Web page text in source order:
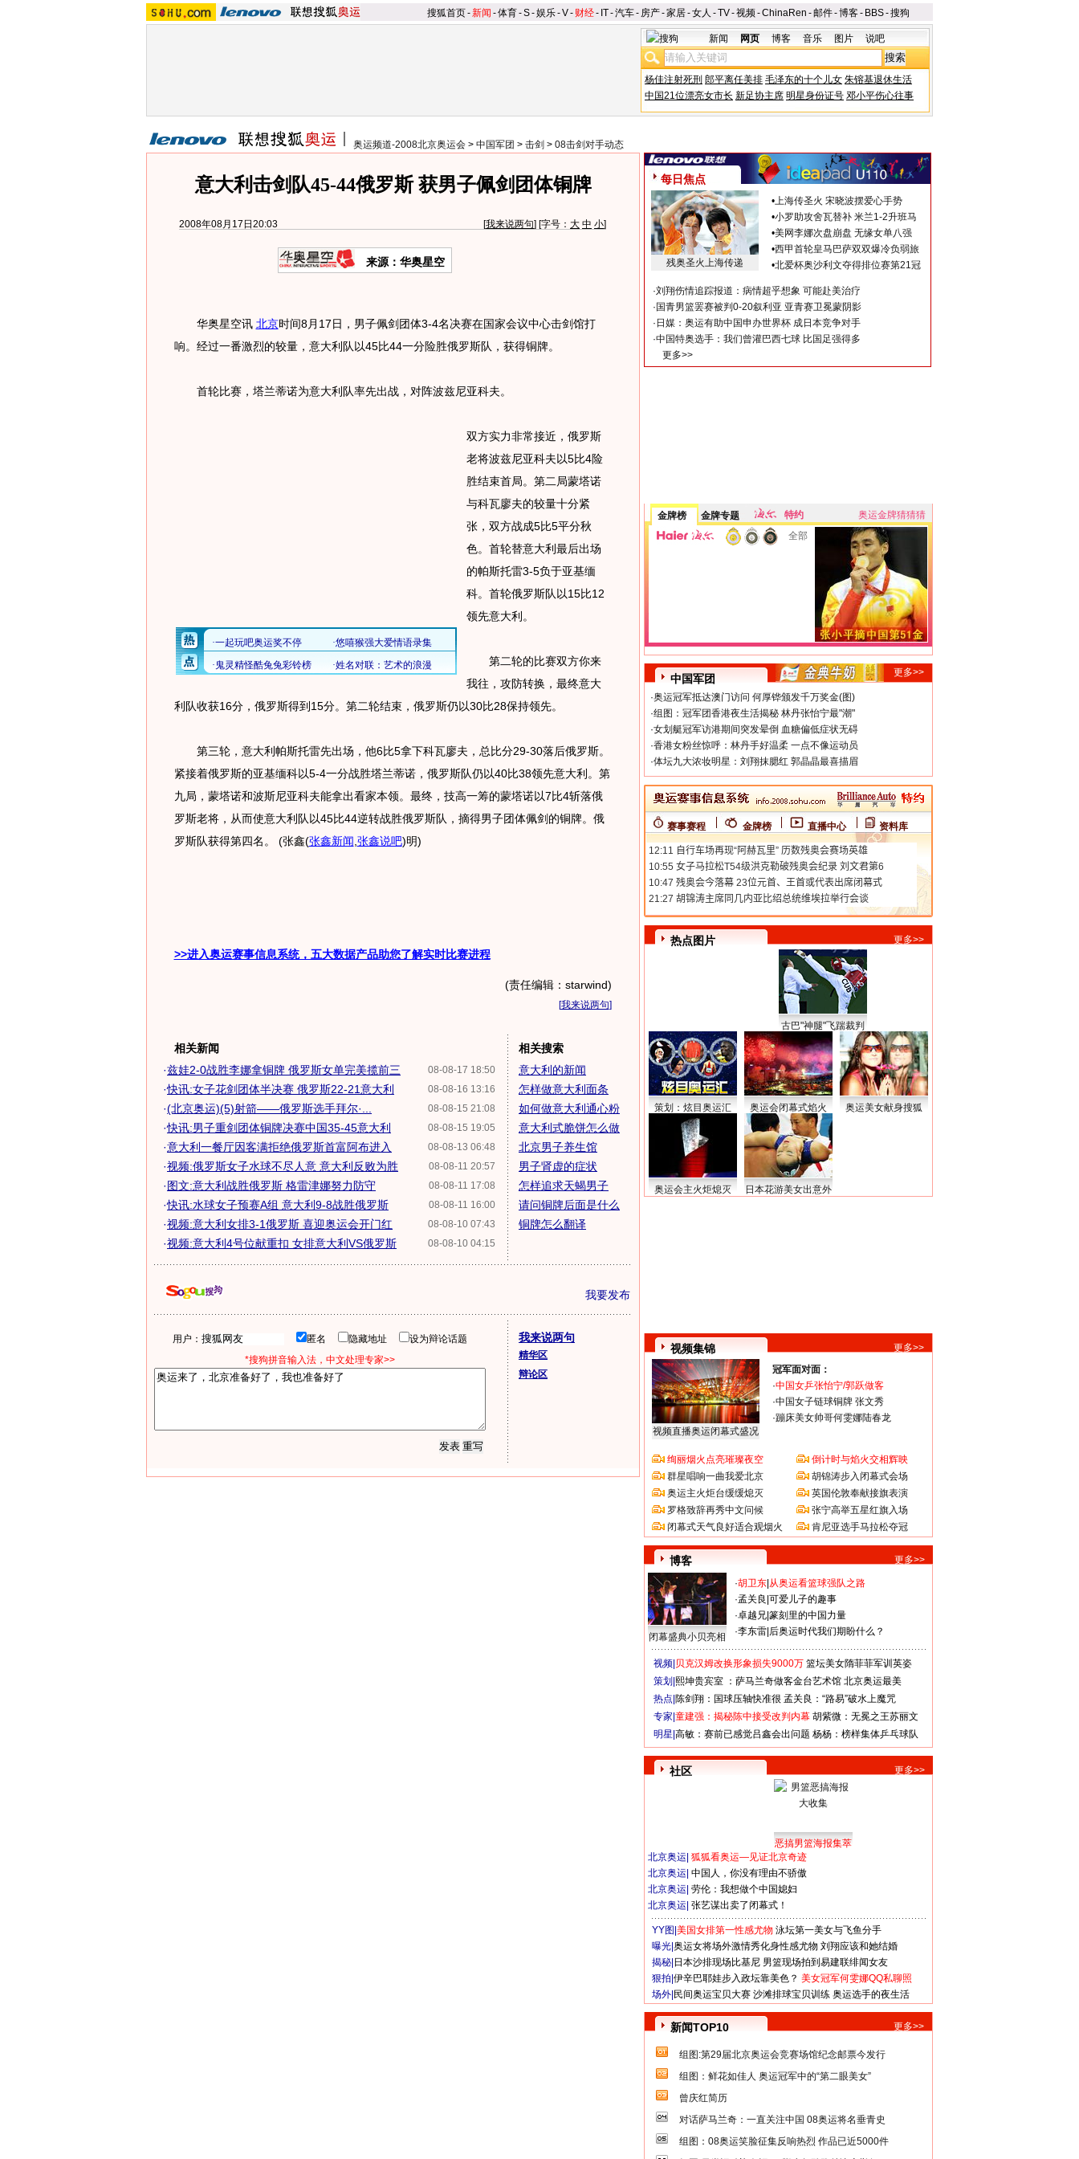
搜狐首页-新闻 -体育-S-娱乐-V- 财经- IT-汽车- 房产-家居-女人 -TV-视频-ChinaRen -邮件-博客- BBS-搜狗
新闻 网页 博客 音乐 图片 说吧
杨佳注射死刑 郎平离任美排 毛泽东的十个儿女 朱镕基退休生活
中国21位漂亮女市长 新足协主席 明星身份证号 邓小平伤心往事
奥运频道-2008北京奥运会 > 中国军团 > 击剑 > 08击剑对手动态
意大利击剑队45-44俄罗斯 获男子佩剑团体铜牌
2008年08月17日20:03 [我来说两句] [字号： 大 中 小]
来源：华奥星空
华奥星空讯 北京时间8月17日，男子佩剑团体3-4名决赛在国家会议中心击剑馆打
响。经过一番激烈的较量，意大利队以45比44一分险胜俄罗斯队，获得铜牌。
首轮比赛，塔兰蒂诺为意大利队率先出战，对阵波兹尼亚科夫。
双方实力非常接近，俄罗斯
老将波兹尼亚科夫以5比4险
胜结束首局。第二局蒙塔诺
与科瓦廖夫的较量十分紧
张，双方战成5比5平分秋
色。首轮替意大利最后出场
的帕斯托雷3-5负于亚基缅
科。首轮俄罗斯队以15比12
领先意大利。
第二轮的比赛双方你来
我往，攻防转换，最终意大
利队收获16分，俄罗斯得到15分。第二轮结束，俄罗斯仍以30比28保持领先。
第三轮，意大利帕斯托雷先出场，他6比5拿下科瓦廖夫，总比分29-30落后俄罗斯。
紧接着俄罗斯的亚基缅科以5-4一分战胜塔兰蒂诺，俄罗斯队仍以40比38领先意大利。第
九局，蒙塔诺和波斯尼亚科夫能拿出看家本领。最终，技高一筹的蒙塔诺以7比4斩落俄
罗斯老将，从而使意大利队以45比44逆转战胜俄罗斯队，摘得男子团体佩剑的铜牌。俄
罗斯队获得第四名。 (张鑫(张鑫新闻 张鑫说吧)明)
>>进入奥运赛事信息系统，五大数据产品助您了解实时比赛进程
(责任编辑：starwind)
[我来说两句]
相关新闻
08-08-17 18:50
·兹娃2-0战胜李娜拿铜牌 俄罗斯女单完美揽前三
08-08-16 13:16
·快讯:女子花剑团体半决赛 俄罗斯22-21意大利
08-08-15 21:08
·(北京奥运)(5)射箭——俄罗斯选手拜尔·...
08-08-15 19:05
·快讯:男子重剑团体铜牌决赛中国35-45意大利
08-08-13 06:48
·意大利一餐厅因客满拒绝俄罗斯首富阿布进入
08-08-11 20:57
·视频:俄罗斯女子水球不尽人意 意大利反败为胜
08-08-11 17:08
·图文:意大利战胜俄罗斯 格雷津娜努力防守
08-08-11 16:00
·快讯:水球女子预赛A组 意大利9-8战胜俄罗斯
08-08-10 07:43
·视频:意大利女排3-1俄罗斯 喜迎奥运会开门红
08-08-10 04:15
·视频:意大利4号位献重扣 女排意大利VS俄罗斯
相关搜索
意大利的新闻
怎样做意大利面条
如何做意大利通心粉
意大利式脆饼怎么做
北京男子养生馆
男子肾虚的症状
怎样追求天蝎男子
请问铜牌后面是什么
铜牌怎么翻译
我要发布
用户： 匿名 隐藏地址
设为辩论话题
*搜狗拼音输入法，中文处理专家>>
我来说两句
精华区
辩论区
每日焦点
残奥圣火上海传递
•上海传圣火 宋晓波摆爱心手势
•小罗助攻舍瓦替补 米兰1-2升班马
•美网李娜次盘崩盘 无缘女单八强
•西甲首轮皇马巴萨双双爆冷负弱旅
•北爱杯奥沙利文夺得排位赛第21冠
·刘翔伤情追踪报道：病情超乎想象 可能赴美治疗
· 国青男篮罢赛被判0-20叙利亚 亚青赛卫冕蒙阴影
· 日媒：奥运有助中国申办世界杯 成日本竞争对手
·中国特奥选手：我们曾灌巴西七球 比国足强得多
更多>>
金牌榜 金牌专题 特约
奥运金牌猜猜猜
全部
中国军团
更多>>
·奥运冠军抵达澳门访问 何厚铧颁发千万奖金(图)
·组图：冠军团香港夜生活揭秘 林丹张怡宁最"潮"
·女划艇冠军访港期间突发晕倒 血糖偏低症状无碍
·香港女粉丝惊呼：林丹手好温柔 一点不像运动员
·体坛九大浓妆明星：刘翔抹腮红 郭晶晶最喜描眉
赛事赛程 金牌榜 直播中心 资料库
热点图片 更多>>
古巴"神腿"飞踹裁判
策划：炫目奥运汇 奥运会闭幕式焰火 奥运美女献身搜狐
奥运会主火炬熄灭 日本花游美女出意外
视频集锦 更多>>
视频直播奥运闭幕式盛况
冠军面对面：
·中国女乒张怡宁/郭跃做客
·中国女子链球铜牌 张文秀
·蹦床美女帅哥何雯娜陆春龙
绚丽烟火点亮璀璨夜空
群星唱响一曲我爱北京
奥运主火炬台缓缓熄灭
罗格致辞再秀中文问候
闭幕式天气良好适合观烟火
倒计时与焰火交相辉映
胡锦涛步入闭幕式会场
英国伦敦奉献接旗表演
张宁高举五星红旗入场
肯尼亚选手马拉松夺冠
博客 更多>>
闭幕盛典小贝亮相
·胡卫东 从奥运看篮球强队之路
·孟关良 可爱儿子的趣事
·卓越兄 篆刻里的中国力量
·李东雷 后奥运时代我们期盼什么？
视频| 贝克汉姆改换形象损失9000万 篮坛美女隋菲菲军训英姿
策划| 熙坤贵宾室 ：萨马兰奇做客金台艺术馆 北京奥运最美
热点| 陈剑翔：国球压轴快准很 孟关良：“路易”破水上魔咒
专家| 童建强：揭秘陈中接受改判内幕 胡紫微：无冕之王苏丽文
明星| 高敏：赛前已感觉吕鑫会出问题 杨杨：榜样集体乒乓球队
社区 更多>>
恶搞男篮海报集萃
北京奥运 狐狐看奥运—见证北京奇迹
北京奥运 中国人，你没有理由不骄傲
北京奥运 劳伦：我想做个中国媳妇
北京奥运 张艺谋出卖了闭幕式！
YY图| 美国女排第一性感尤物 泳坛第一美女与飞鱼分手
曝光| 奥运女将场外激情秀化身性感尤物 刘翔应该和她结婚
揭秘| 日本沙排现场比基尼 男篮现场拍到易建联绯闻女友
狠拍| 伊辛巴耶娃步入政坛靠美色？ 美女冠军何雯娜QQ私聊照
场外| 民间奥运宝贝大赛 沙滩排球宝贝训练 奥运选手的夜生活
新闻TOP10 更多>>
组图:第29届北京奥运会竞赛场馆纪念邮票今发行
组图：鲜花如佳人 奥运冠军中的“第二眼美女”
曾庆红简历
对话萨马兰奇：一直关注中国 08奥运将名垂青史
组图：08奥运笑脸征集反响热烈 作品已近5000件